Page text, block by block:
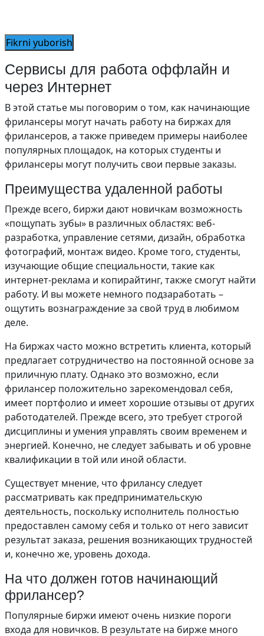
Сервисы для работа оффлайн и
через Интернет
В этой статье мы поговорим о том, как начинающие
фрилансеры могут начать работу на биржах для
фрилансеров, а также приведем примеры наиболее
популярных площадок, на которых студенты и
фрилансеры могут получить свои первые заказы.
Преимущества удаленной работы
Прежде всего, биржи дают новичкам возможность
«пощупать зубы» в различных областях: веб-
разработка, управление сетями, дизайн, обработка
фотографий, монтаж видео. Кроме того, студенты,
изучающие общие специальности, такие как
интернет-реклама и копирайтинг, также смогут найти
работу. И вы можете немного подзаработать –
ощутить вознаграждение за свой труд в любимом
деле.
На биржах часто можно встретить клиента, который
предлагает сотрудничество на постоянной основе за
приличную плату. Однако это возможно, если
фрилансер положительно зарекомендовал себя,
имеет портфолио и имеет хорошие отзывы от других
работодателей. Прежде всего, это требует строгой
дисциплины и умения управлять своим временем и
энергией. Конечно, не следует забывать и об уровне
квалификации в той или иной области.
Существует мнение, что фрилансу следует
рассматривать как предпринимательскую
деятельность, поскольку исполнитель полностью
предоставлен самому себя и только от него зависит
результат заказа, решения возникающих трудностей
и, конечно же, уровень дохода.
На что должен готов начинающий
фрилансер?
Популярные биржи имеют очень низкие пороги
входа для новичков. В результате на бирже много